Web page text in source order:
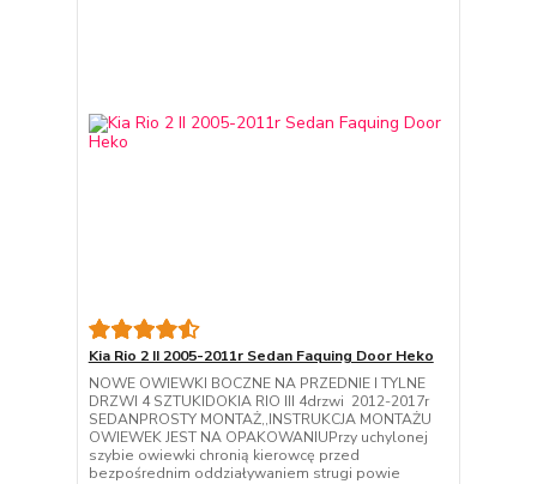
Kia Rio 2 II 2005-2011r Sedan Faquing Door Heko
NOWE OWIEWKI BOCZNE NA PRZEDNIE I TYLNE
DRZWI 4 SZTUKIDOKIA RIO III 4drzwi 2012-2017r
SEDANPROSTY MONTAŻ,,INSTRUKCJA MONTAŻU
OWIEWEK JEST NA OPAKOWANIUPrzy uchylonej
szybie owiewki chronią kierowcę przed
bezpośrednim oddziaływaniem strugi powie